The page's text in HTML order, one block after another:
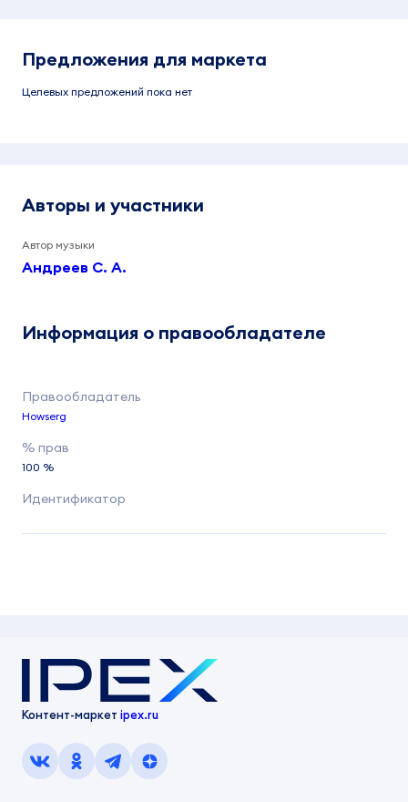
Предложения для маркета
Целевых предложений пока нет
Авторы и участники
Автор музыки
Андреев С. А.
Информация о правообладателе
Howserg
100 %
Контент-маркет ipex.ru